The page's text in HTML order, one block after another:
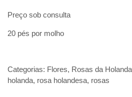
Preço sob consulta
20 pés por molho
Categorias: Flores, Rosas da Holanda
holanda, rosa holandesa, rosas